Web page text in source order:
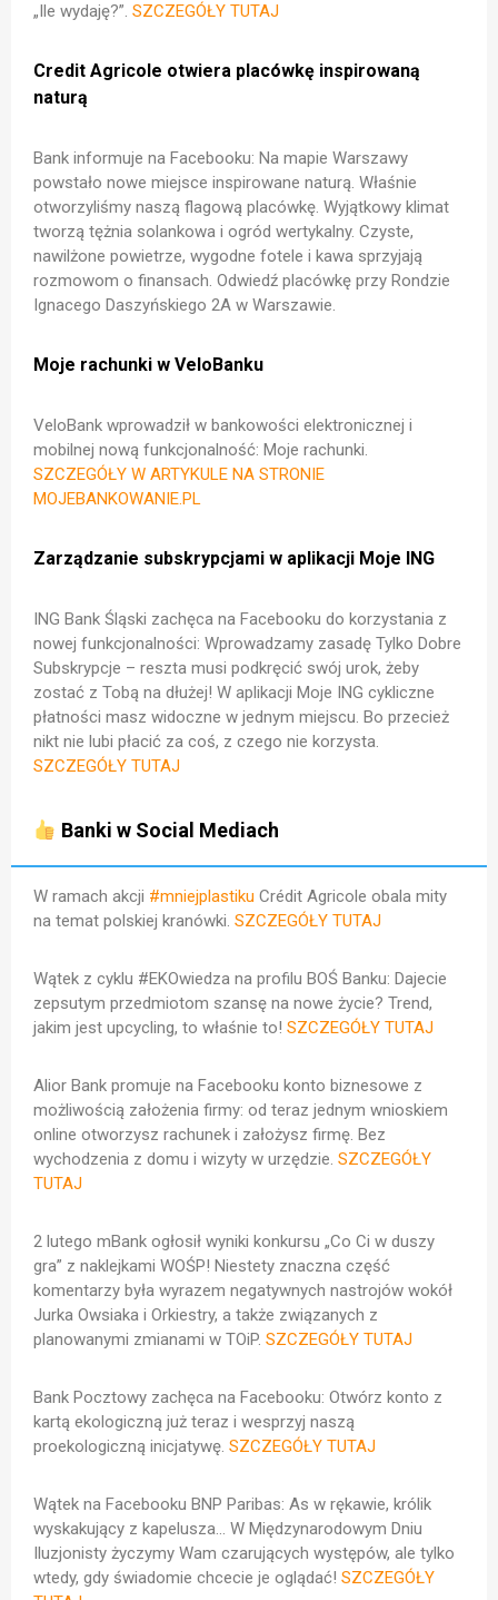
„Ile wydaję?”. SZCZEGÓŁY TUTAJ
Credit Agricole otwiera placówkę inspirowaną
naturą
Bank informuje na Facebooku: Na mapie Warszawy
powstało nowe miejsce inspirowane naturą. Właśnie
otworzyliśmy naszą flagową placówkę. Wyjątkowy klimat
tworzą tężnia solankowa i ogród wertykalny. Czyste,
nawilżone powietrze, wygodne fotele i kawa sprzyjają
rozmowom o finansach. Odwiedź placówkę przy Rondzie
Ignacego Daszyńskiego 2A w Warszawie.
Moje rachunki w VeloBanku
VeloBank wprowadził w bankowości elektronicznej i
mobilnej nową funkcjonalność: Moje rachunki.
SZCZEGÓŁY W ARTYKULE NA STRONIE
MOJEBANKOWANIE.PL
Zarządzanie subskrypcjami w aplikacji Moje ING
ING Bank Śląski zachęca na Facebooku do korzystania z
nowej funkcjonalności: Wprowadzamy zasadę Tylko Dobre
Subskrypcje – reszta musi podkręcić swój urok, żeby
zostać z Tobą na dłużej! W aplikacji Moje ING cykliczne
płatności masz widoczne w jednym miejscu. Bo przecież
nikt nie lubi płacić za coś, z czego nie korzysta.
SZCZEGÓŁY TUTAJ
Banki w Social Mediach
W ramach akcji #mniejplastiku Crédit Agricole obala mity
na temat polskiej kranówki. SZCZEGÓŁY TUTAJ
Wątek z cyklu #EKOwiedza na profilu BOŚ Banku: Dajecie
zepsutym przedmiotom szansę na nowe życie? Trend,
jakim jest upcycling, to właśnie to! SZCZEGÓŁY TUTAJ
Alior Bank promuje na Facebooku konto biznesowe z
możliwością założenia firmy: od teraz jednym wnioskiem
online otworzysz rachunek i założysz firmę. Bez
wychodzenia z domu i wizyty w urzędzie. SZCZEGÓŁY
TUTAJ
2 lutego mBank ogłosił wyniki konkursu „Co Ci w duszy
gra” z naklejkami WOŚP! Niestety znaczna część
komentarzy była wyrazem negatywnych nastrojów wokół
Jurka Owsiaka i Orkiestry, a także związanych z
planowanymi zmianami w TOiP. SZCZEGÓŁY TUTAJ
Bank Pocztowy zachęca na Facebooku: Otwórz konto z
kartą ekologiczną już teraz i wesprzyj naszą
proekologiczną inicjatywę. SZCZEGÓŁY TUTAJ
Wątek na Facebooku BNP Paribas: As w rękawie, królik
wyskakujący z kapelusza… W Międzynarodowym Dniu
Iluzjonisty życzymy Wam czarujących występów, ale tylko
wtedy, gdy świadomie chcecie je oglądać! SZCZEGÓŁY